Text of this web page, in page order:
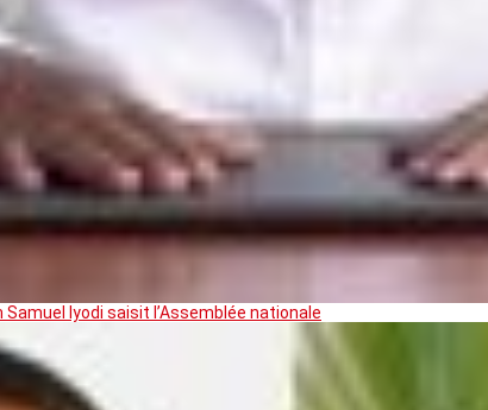
Iyodi saisit l’Assemblée nationale